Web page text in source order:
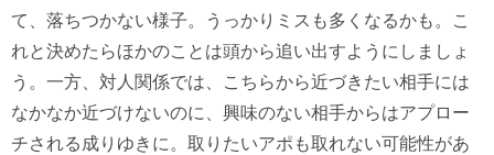
て、落ちつかない様子。うっかりミスも多くなるかも。こ
れと決めたらほかのことは頭から追い出すようにしましょ
う。一方、対人関係では、こちらから近づきたい相手には
なかなか近づけないのに、興味のない相手からはアプロー
チされる成りゆきに。取りたいアポも取れない可能性があ